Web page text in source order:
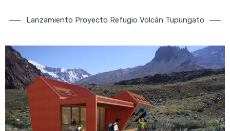
Lanzamiento Proyecto Refugio Volcán Tupungato